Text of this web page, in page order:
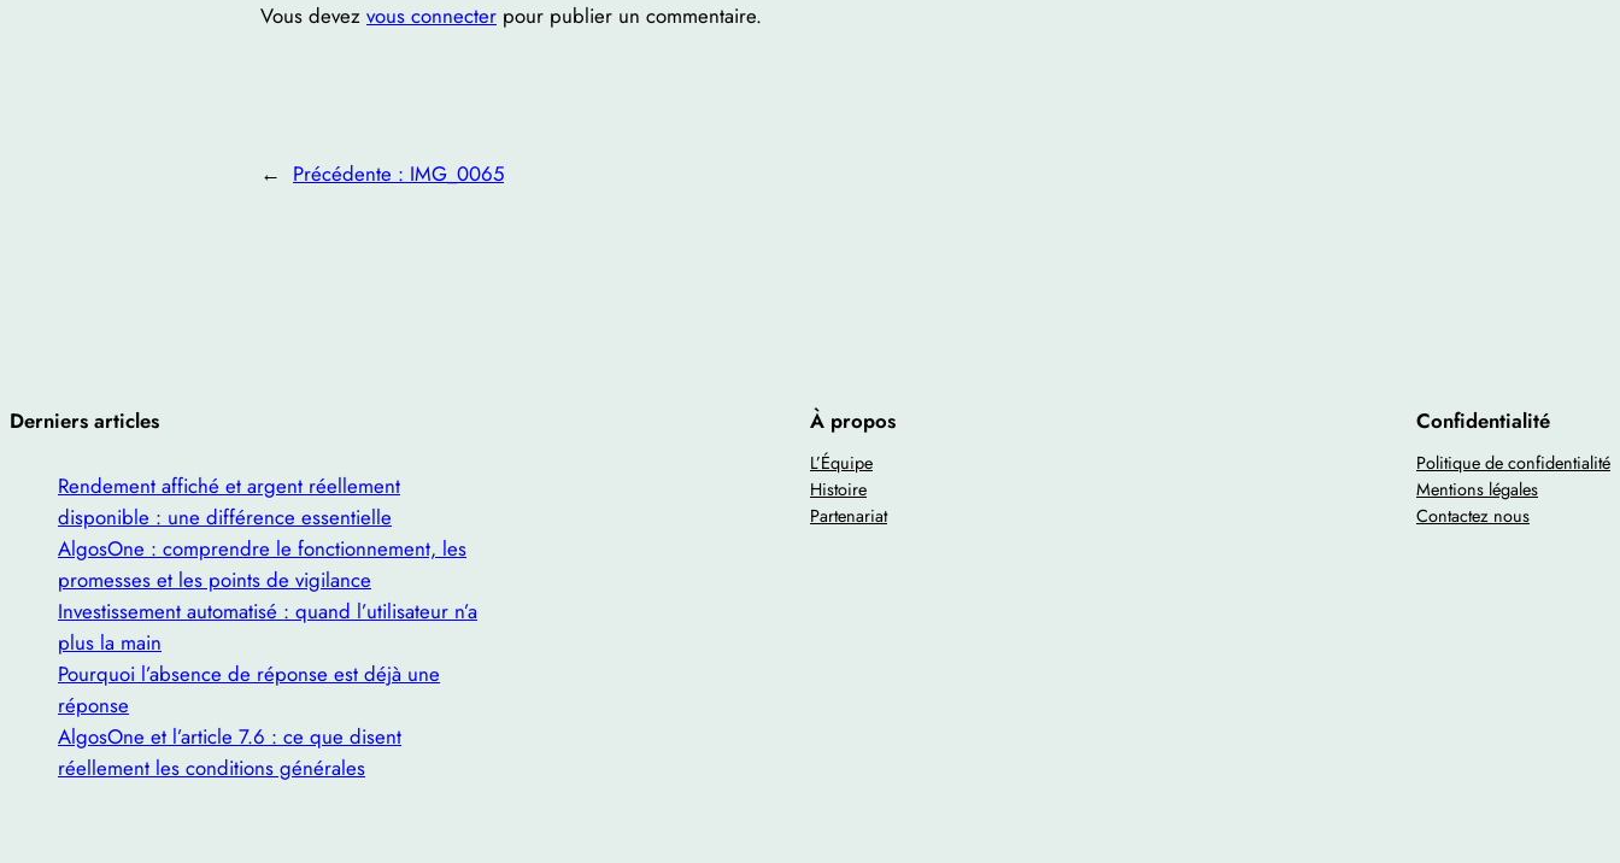
Vous devez vous connecter pour publier un commentaire.
← Précédente : IMG_0065
Derniers articles
Rendement affiché et argent réellement
disponible : une différence essentielle
AlgosOne : comprendre le fonctionnement, les
promesses et les points de vigilance
Investissement automatisé : quand l’utilisateur n’a
plus la main
Pourquoi l’absence de réponse est déjà une
réponse
AlgosOne et l’article 7.6 : ce que disent
réellement les conditions générales
À propos
L’Équipe
Histoire
Partenariat
Confidentialité
Politique de confidentialité
Mentions légales
Contactez nous